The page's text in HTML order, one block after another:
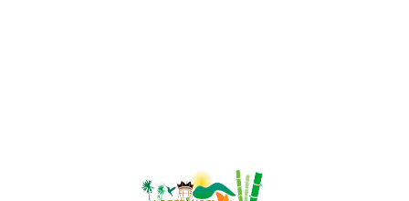
Lotería de Bogotá